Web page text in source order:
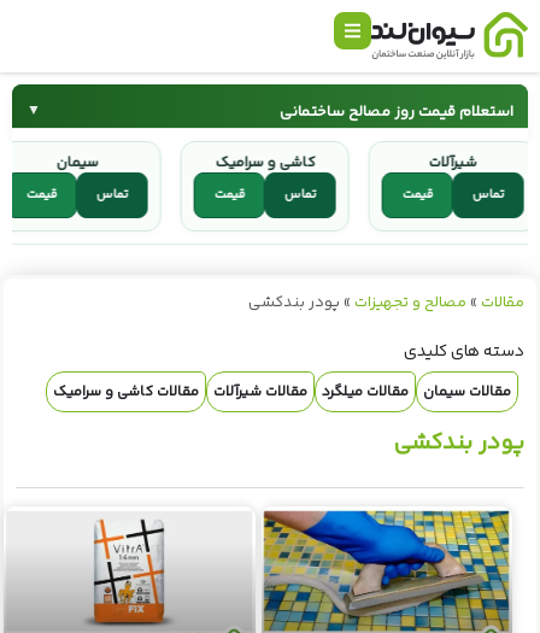
استعلام قیمت روز مصالح ساختمانی ▼
سیمان میلگرد
کاشی و سرامیک شیرآلات
سیمان
قیمت تماس
کاشی و سرامیک
قیمت تماس
شیرآلات
قیمت تماس
مقالات » مصالح و تجهیزات » پودر بندکشی
دسته های کلیدی
مقالات سیمان مقالات میلگرد مقالات شیرآلات مقالات کاشی و سرامیک
پودر بندکشی